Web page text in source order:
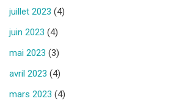
juillet 2023 (4)
juin 2023 (4)
mai 2023 (3)
avril 2023 (4)
mars 2023 (4)